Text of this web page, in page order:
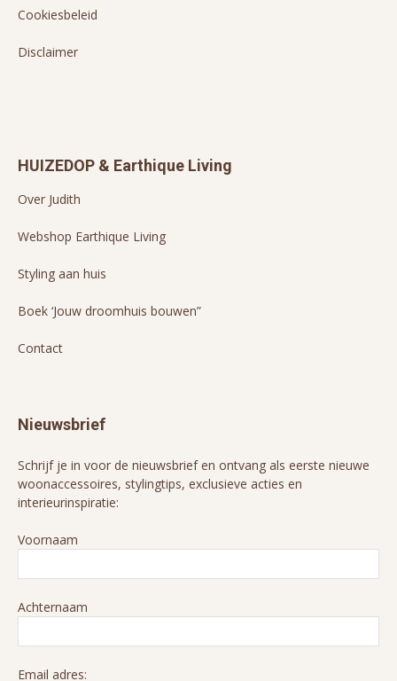
Cookiesbeleid
Disclaimer
HUIZEDOP & Earthique Living
Over Judith
Webshop Earthique Living
Styling aan huis
Boek ‘Jouw droomhuis bouwen”
Contact
Nieuwsbrief
Schrijf je in voor de nieuwsbrief en ontvang als eerste nieuwe
woonaccessoires, stylingtips, exclusieve acties en
interieurinspiratie:
Voornaam
Achternaam
Email adres: